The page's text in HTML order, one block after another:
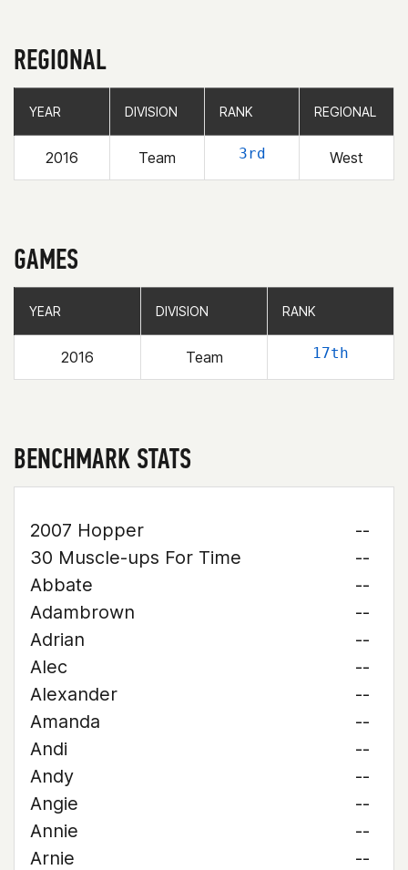
REGIONAL
YEAR DIVISION RANK REGIONAL
2016 Team 3rd West
YEAR DIVISION RANK REGIONAL
GAMES
YEAR DIVISION RANK
2016 Team 17th
YEAR DIVISION RANK
BENCHMARK STATS
2007 Hopper
--
30 Muscle-ups For Time
--
Abbate
--
Adambrown
--
Adrian
--
Alec
--
Alexander
--
Amanda
--
Andi
--
Andy
--
Angie
--
Annie
--
Arnie
--